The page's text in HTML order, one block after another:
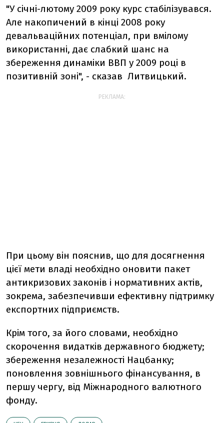
"У січні-лютому 2009 року курс стабілізувався.
Але накопичений в кінці 2008 року
девальваційних потенціал, при вмілому
використанні, дає слабкий шанс на
збереження динаміки ВВП у 2009 році в
позитивній зоні", - сказав Литвицький.
РЕКЛАМА:
При цьому він пояснив, що для досягнення
цієї мети владі необхідно оновити пакет
антикризових законів і нормативних актів,
зокрема, забезпечивши ефективну підтримку
експортних підприємств.
Крім того, за його словами, необхідно
скорочення видатків державного бюджету;
збереження незалежності Нацбанку;
поновлення зовнішнього фінансування, в
першу чергу, від Міжнародного валютного
фонду.